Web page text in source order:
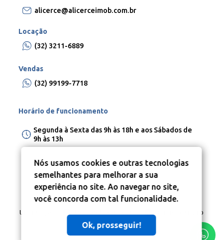
alicerce@alicerceimob.com.br
Locação
(32) 3211-6889
Vendas
(32) 99199-7718
Horário de funcionamento
Segunda à Sexta das 9h às 18h e aos Sábados de
9h às 13h
Um projeto Robustcrm.io
Nós usamos cookies e outras tecnologias
semelhantes para melhorar a sua
experiência no site. Ao navegar no site,
você concorda com tal funcionalidade.
Ok, prosseguir!